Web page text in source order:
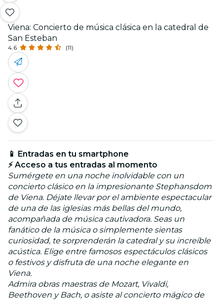
Viena: Concierto de música clásica en la catedral de
San Esteban
4.6 (11)
📱 Entradas en tu smartphone
⚡ Acceso a tus entradas al momento
Sumérgete en una noche inolvidable con un
concierto clásico en la impresionante Stephansdom
de Viena. Déjate llevar por el ambiente espectacular
de una de las iglesias más bellas del mundo,
acompañada de música cautivadora. Seas un
fanático de la música o simplemente sientas
curiosidad, te sorprenderán la catedral y su increíble
acústica. Elige entre famosos espectáculos clásicos
o festivos y disfruta de una noche elegante en
Viena.
Admira obras maestras de Mozart, Vivaldi,
Beethoven y Bach, o asiste al concierto mágico de